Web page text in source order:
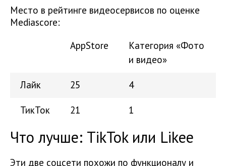
Место в рейтинге видеосервисов по оценке
Mediascore:
AppStore
Категория «Фото
и видео»
Лайк 25 4
ТикТок 21 1
Что лучше: TikTok или Likee
Эти две соцсети похожи по функционалу и